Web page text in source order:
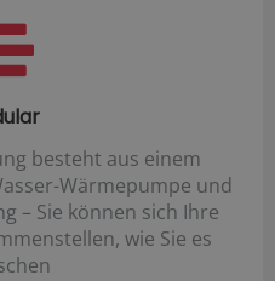
besteht aus einem
Wärmepumpe und
– Sie können sich Ihre
wie Sie es